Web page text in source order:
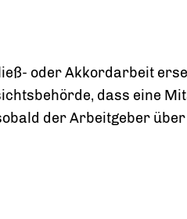
oder Akkordarbeit
dass eine
der Arbeitgeber